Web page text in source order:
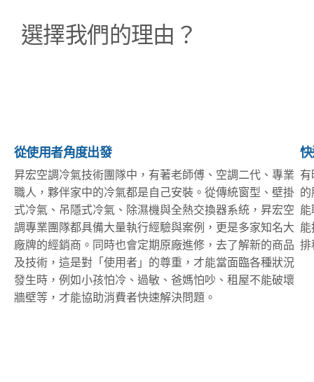
選擇我們的理由？
從使用者角度出發
昇宏空調冷氣技術團隊中，有著老師傅、空調二代、專業
職人，夥伴家中的冷氣都是自己安裝。從傳統窗型、壁掛
式冷氣、吊隱式冷氣、除濕機與全熱交換器系統，昇宏空
調專業團隊都具備大量執行經驗與案例，更是多家知名大
廠牌的經銷商。同時也會定期原廠進修，去了解新的商品
及技術，這是對「使用者」的尊重，才能當面臨各種狀況
發生時，例如小孩怕冷、過敏、爸媽怕吵、租屋不能破壞
牆壁等，才能協助消費者快速解決問題。
有
的
能
能
排